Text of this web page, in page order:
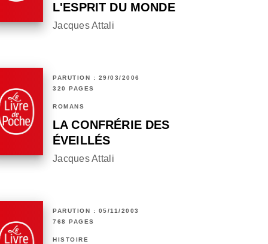
L'ESPRIT DU MONDE
Jacques Attali
PARUTION : 29/03/2006
320 PAGES
ROMANS
LA CONFRÉRIE DES
ÉVEILLÉS
Jacques Attali
PARUTION : 05/11/2003
768 PAGES
HISTOIRE